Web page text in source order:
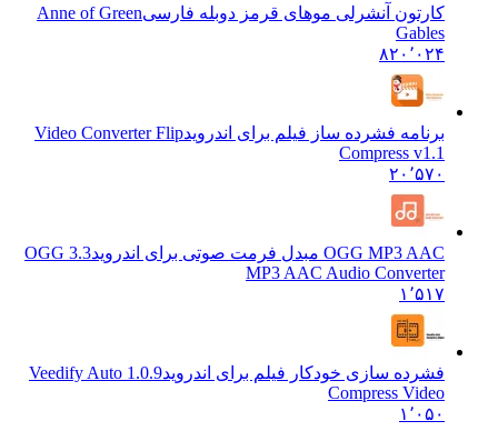
کارتون آنشرلی موهای قرمز دوبله فارسیAnne of Green
Gables
۸۲۰٬۰۲۴
برنامه فشرده ساز فیلم برای اندرویدVideo Converter Flip
Compress v1.1
۲۰٬۵۷۰
OGG MP3 AAC مبدل فرمت صوتی برای اندروید
3.3 OGG
MP3 AAC Audio Converter
۱٬۵۱۷
فشرده سازی خودکار فیلم برای اندروید
1.0.9 Veedify Auto
Compress Video
۱٬۰۵۰